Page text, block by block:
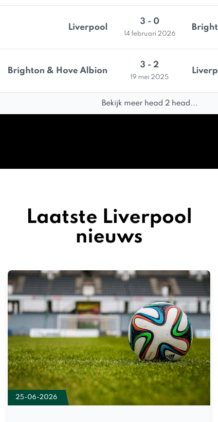
Liverpool
3 - 0
14 februari 2026
Brighton & Hove Albion
3 - 2
19 mei 2025
Bekijk meer head 2 head...
Laatste Liverpool
nieuws
25-06-2026